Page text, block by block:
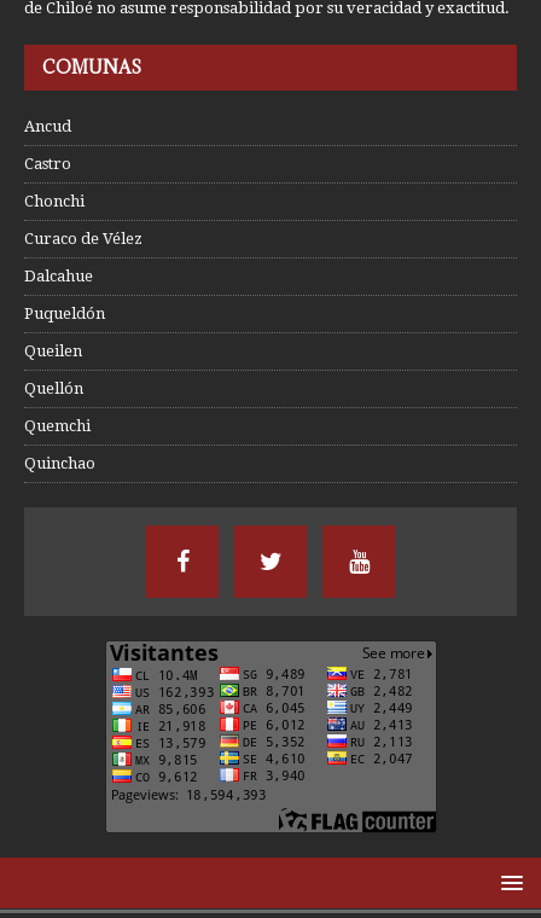
de Chiloé no asume responsabilidad por su veracidad y exactitud.
COMUNAS
Ancud
Castro
Chonchi
Curaco de Vélez
Dalcahue
Puqueldón
Queilen
Quellón
Quemchi
Quinchao